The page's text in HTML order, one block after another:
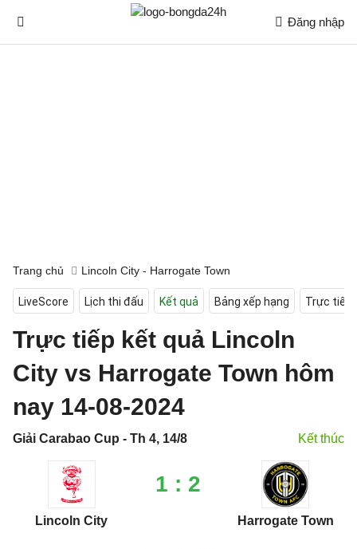
Đăng nhập
Trang chủ Lincoln City - Harrogate Town
LiveScore Lịch thi đấu Kết quả Bảng xếp hạng Trực tiếp
Trực tiếp kết quả Lincoln
City vs Harrogate Town hôm
nay 14-08-2024
Giải Carabao Cup - Th 4, 14/8 Kết thúc
Lincoln City
1 : 2
Harrogate Town